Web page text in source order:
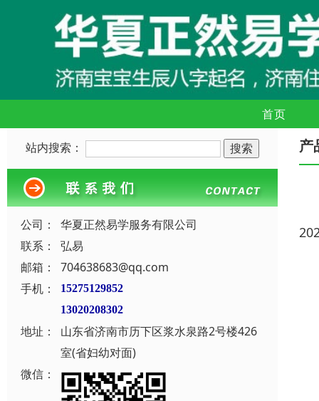
首页
站内搜索：
公司：
华夏正然易学服务有限公司
联系：
弘易
邮箱：
704638683@qq.com
手机：
15275129852
13020208302
地址：
山东省济南市历下区浆水泉路2号楼426
室(省妇幼对面)
微信：
产